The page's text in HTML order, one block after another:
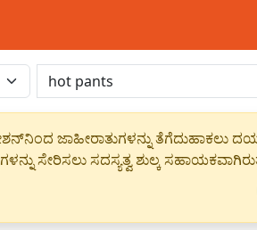
ಜಾಹೀರಾತುಗಳನ್ನು ತೆಗೆದುಹಾಕಲು
ಸೇರಿಸಲು ಸದಸ್ಯತ್ವ ಶುಲ್ಕ